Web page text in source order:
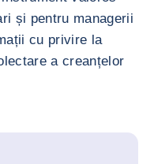
și pentru managerii
cu privire la
a creanțelor